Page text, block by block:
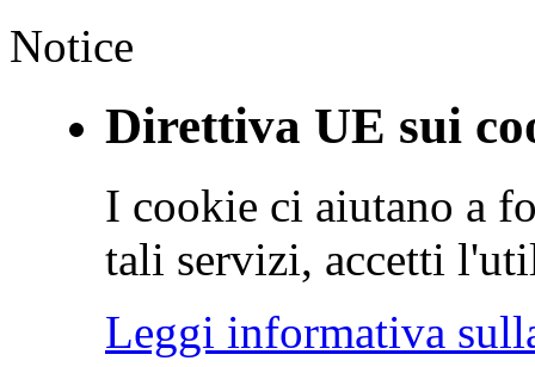
Notice
Direttiva UE sui
I cookie ci aiutano a
tali servizi, accetti
Leggi informativa